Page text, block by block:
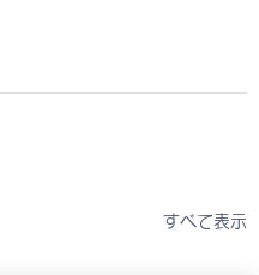
すべて表示